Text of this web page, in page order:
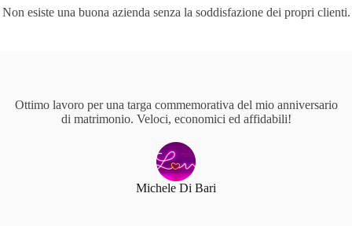
Non esiste una buona azienda senza la soddisfazione dei propri clienti.
Ottimo lavoro per una targa commemorativa del mio anniversario
di matrimonio. Veloci, economici ed affidabili!
Michele Di Bari